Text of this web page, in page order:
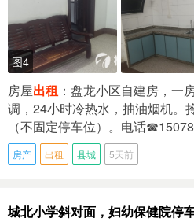
图4
房屋出租 ：盘龙小区自建房，一
调，24小时冷热水，抽油烟机。
（不固定停车位）。电话
房产 出租 县城 5天前
城北小学斜对面，妇幼保健院停